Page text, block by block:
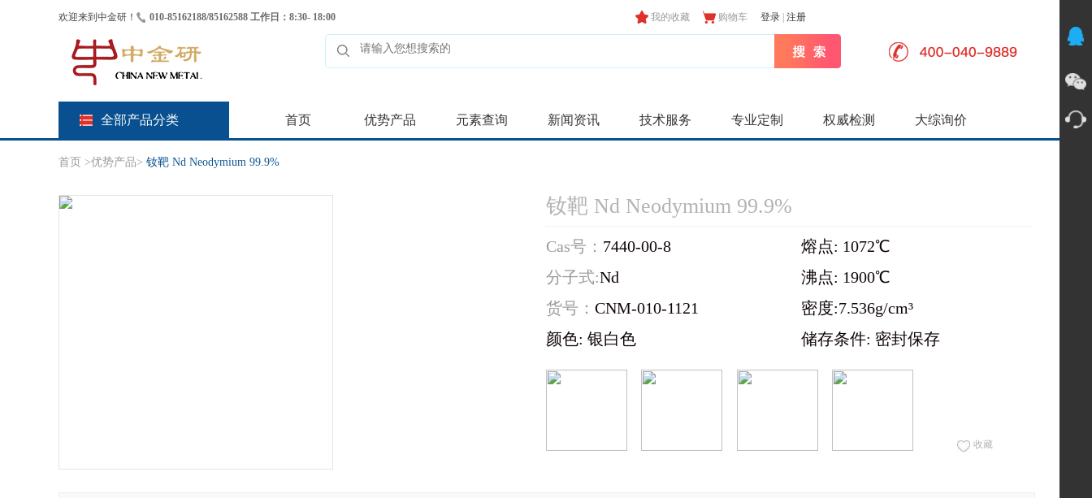
欢迎来到中金研！ 010-85162188/85162588 工作日：8:30- 18:00 我的收藏 购物车 登录 注册
全部产品分类 首页 优势产品 元素查询 新闻资讯 技术服务 专业定制 权威检测 大综询价
首页 >优势产品> 钕靶 Nd Neodymium 99.9%
钕靶 Nd Neodymium 99.9%
Cas号： 7440-00-8
熔点: 1072℃
分子式:Nd
沸点: 1900℃
货号： CNM-010-1121
密度:7.536g/cm³
颜色: 银白色
储存条件: 密封保存
收藏